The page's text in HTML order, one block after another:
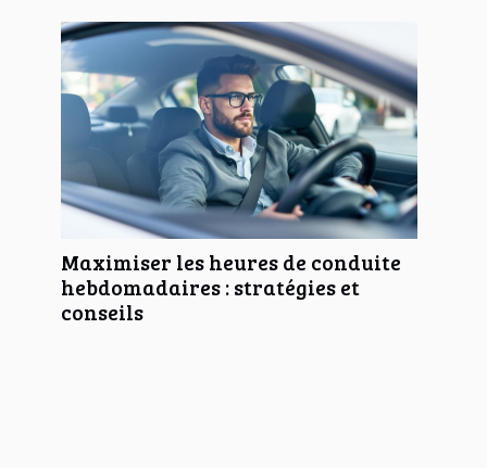
Maximiser les heures de conduite
hebdomadaires : stratégies et
conseils